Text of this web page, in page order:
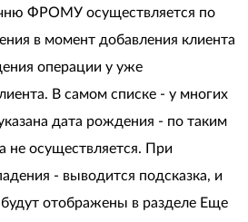
ФРОМУ осуществляется по
в момент добавления клиента
операции у уже
В самом списке - у многих
дата рождения - по таким
не осуществляется. При
- выводится подсказка, и
отображены в разделе Еще